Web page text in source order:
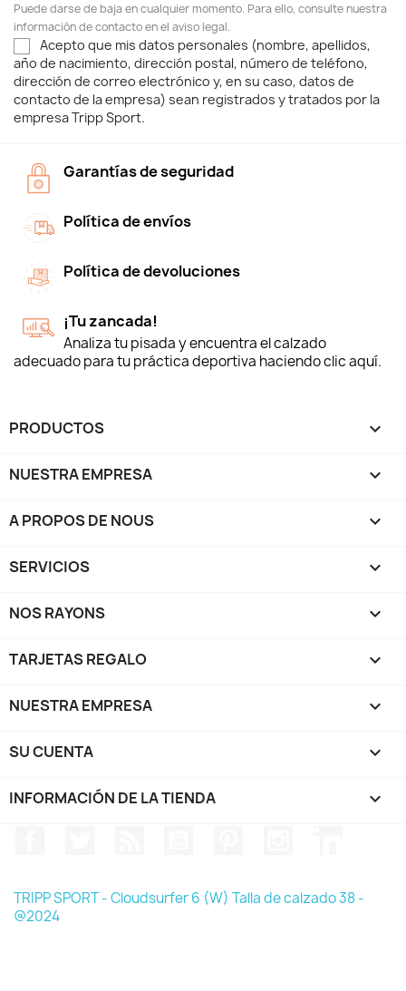
Puede darse de baja en cualquier momento. Para ello, consulte nuestra
información de contacto en el aviso legal.
Acepto que mis datos personales (nombre, apellidos,
año de nacimiento, dirección postal, número de teléfono,
dirección de correo electrónico y, en su caso, datos de
contacto de la empresa) sean registrados y tratados por la
empresa Tripp Sport.
Garantías de seguridad
Política de envíos
Política de devoluciones
¡Tu zancada!
Analiza tu pisada y encuentra el calzado
adecuado para tu práctica deportiva haciendo clic aquí.
PRODUCTOS 
NUESTRA EMPRESA 
A PROPOS DE NOUS 
SERVICIOS 
NOS RAYONS 
TARJETAS REGALO 
NUESTRA EMPRESA 
SU CUENTA 
INFORMACIÓN DE LA TIENDA keyboard_arrow_down
TRIPP SPORT - Cloudsurfer 6 (W) Talla de calzado 38 -
@2024